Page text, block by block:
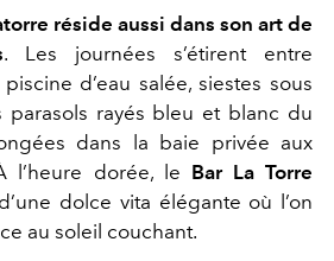
réside aussi dans son art de
. Les journées s’étirent entre
d’eau salée, siestes sous
parasols rayés bleu et blanc du
dans la baie privée aux
l’heure dorée, le Bar La Torre
dolce vita élégante où l’on
au soleil couchant.